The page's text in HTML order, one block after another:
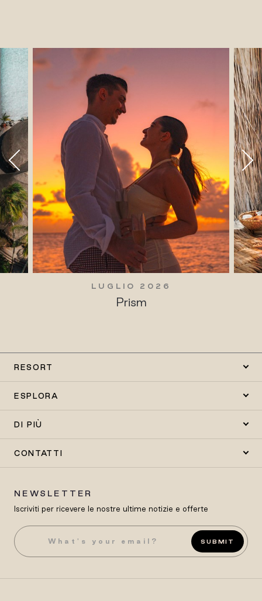
LUGLIO 2026
Prism
RESORT
ESPLORA
DI PIÙ
CONTATTI
NEWSLETTER
Iscriviti per ricevere le nostre ultime notizie e offerte
SUBMIT